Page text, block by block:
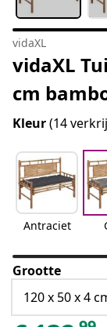
vidaXL
vidaXL
cm
Kleur(14
Antraciet
Grootte
120 x 50 x 4